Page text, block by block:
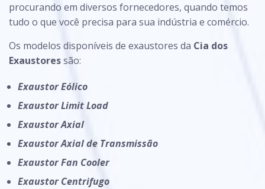
procurando em diversos fornecedores, quando temos
tudo o que você precisa para sua indústria e comércio.
Os modelos disponíveis de exaustores da Cia dos
Exaustoressão:
Exaustor Eólico
Exaustor Limit Load
Exaustor Axial
Exaustor Axial de Transmissão
Exaustor Fan Cooler
Exaustor Centrifugo